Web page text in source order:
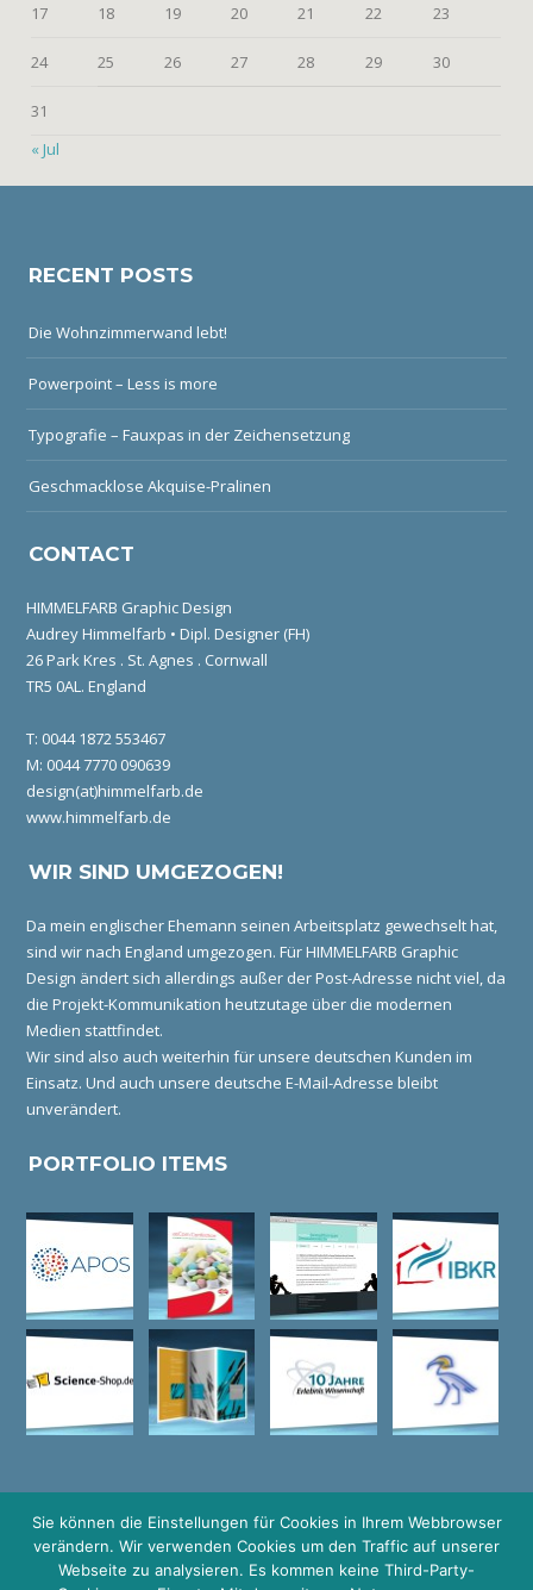
17 18 19 20 21 22 23
24 25 26 27 28 29 30
31
« Jul
RECENT POSTS
Die Wohnzimmerwand lebt!
Powerpoint – Less is more
Typografie – Fauxpas in der Zeichensetzung
Geschmacklose Akquise-Pralinen
CONTACT
HIMMELFARB Graphic Design
Audrey Himmelfarb • Dipl. Designer (FH)
26 Park Kres . St. Agnes . Cornwall
TR5 0AL. England
T: 0044 1872 553467
M: 0044 7770 090639
design(at)himmelfarb.de
www.himmelfarb.de
WIR SIND UMGEZOGEN!
Da mein englischer Ehemann seinen Arbeitsplatz gewechselt hat,
sind wir nach England umgezogen. Für HIMMELFARB Graphic
Design ändert sich allerdings außer der Post-Adresse nicht viel, da
die Projekt-Kommunikation heutzutage über die modernen
Medien stattfindet.
Wir sind also auch weiterhin für unsere deutschen Kunden im
Einsatz. Und auch unsere deutsche E-Mail-Adresse bleibt
unverändert.
PORTFOLIO ITEMS
© COPYRIGHT GRAFIKDESIGN I HEIDELBERG I LOGO DESIGN I
Sie können die Einstellungen für Cookies in Ihrem Webbrowser
verändern. Wir verwenden Cookies um den Traffic auf unserer
Webseite zu analysieren. Es kommen keine Third-Party-